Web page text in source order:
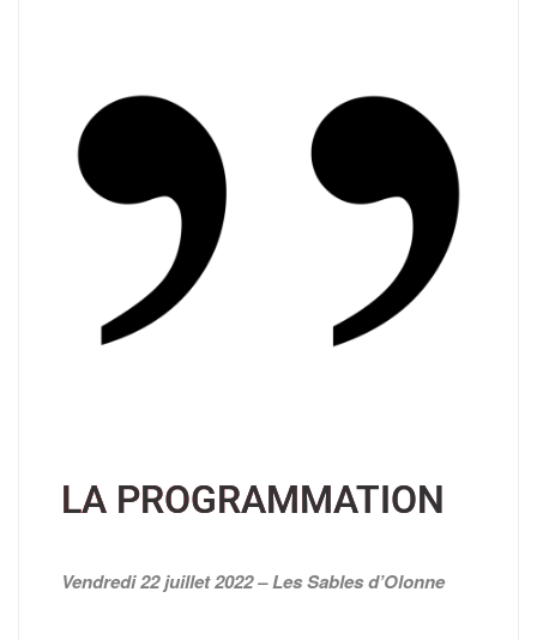
LA PROGRAMMATION
Vendredi 22 juillet 2022 – Les Sables d’Olonne